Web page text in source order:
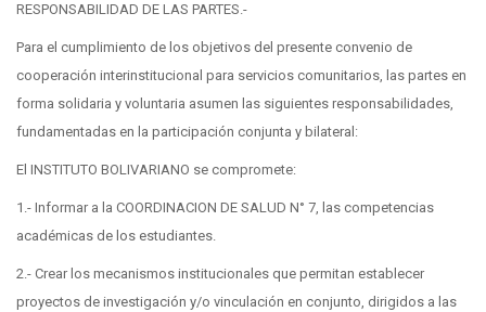
RESPONSABILIDAD DE LAS PARTES.-
Para el cumplimiento de los objetivos del presente convenio de
cooperación interinstitucional para servicios comunitarios, las partes en
forma solidaria y voluntaria asumen las siguientes responsabilidades,
fundamentadas en la participación conjunta y bilateral:
El INSTITUTO BOLIVARIANO se compromete:
1.- Informar a la COORDINACION DE SALUD N° 7, las competencias
académicas de los estudiantes.
2.- Crear los mecanismos institucionales que permitan establecer
proyectos de investigación y/o vinculación en conjunto, dirigidos a las